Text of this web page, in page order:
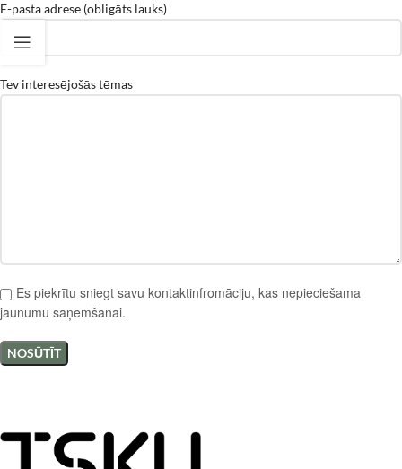
E-pasta adrese (obligāts lauks)
Tev interesējošās tēmas
Es piekrītu sniegt savu kontaktinfromāciju, kas nepieciešama
jaunumu saņemšanai.